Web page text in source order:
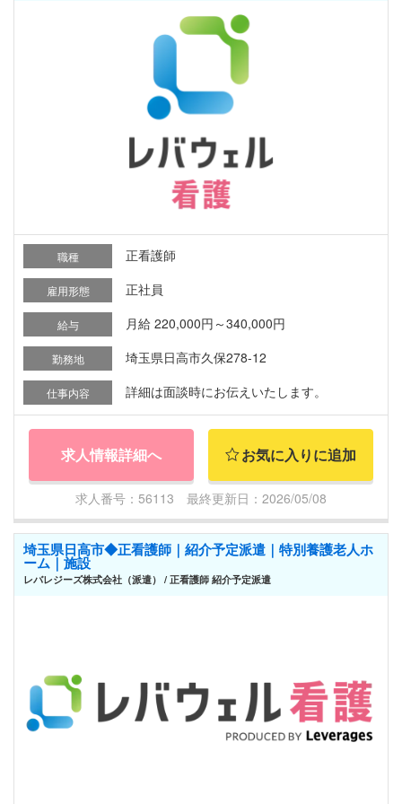
職種 正看護師
雇用形態 正社員
給与 月給 220,000円～340,000円
勤務地 埼玉県日高市久保278-12
仕事内容 詳細は面談時にお伝えいたします。
求人情報詳細へ お気に入りに追加
求人番号：56113 最終更新日：2026/05/08
埼玉県日高市◆正看護師｜紹介予定派遣｜特別養護老人ホ
ーム｜施設
レバレジーズ株式会社（派遣） / 正看護師 紹介予定派遣